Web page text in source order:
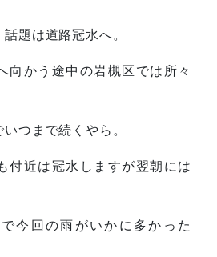
題は道路冠水へ。
向かう途中の岩槻区では所々
つまで続くやら。
付近は冠水しますが翌朝には
今回の雨がいかに多かった